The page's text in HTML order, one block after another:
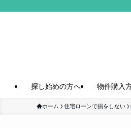
探し始めの方へ 物件購入
ホーム 住宅ローンで損をしない